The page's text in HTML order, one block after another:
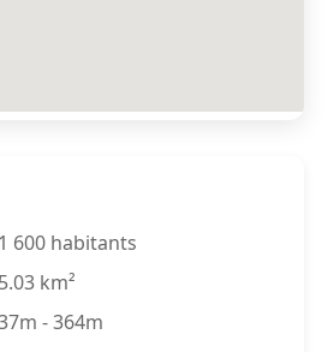
600 habitants
km²
- 364m